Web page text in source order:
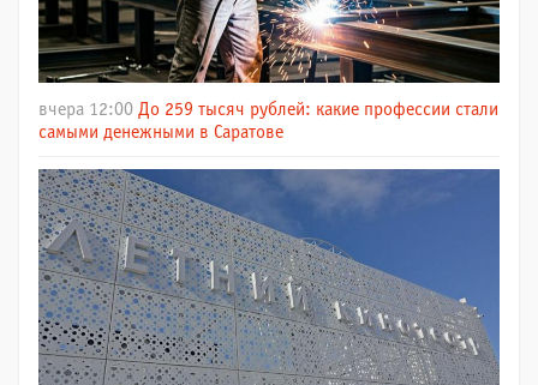
вчера 12:00 До 259 тысяч рублей: какие профессии стали
самыми денежными в Саратове